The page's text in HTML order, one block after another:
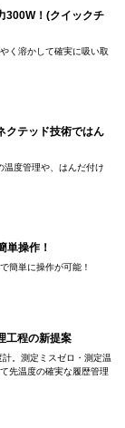
300W！(クイックチ
く溶かして確実に吸い取
クテッド技術ではん
温度管理や、はんだ付け
単操作！
簡単に操作が可能！
工程の新提案
。測定ミスゼロ・測定温
先温度の確実な履歴管理